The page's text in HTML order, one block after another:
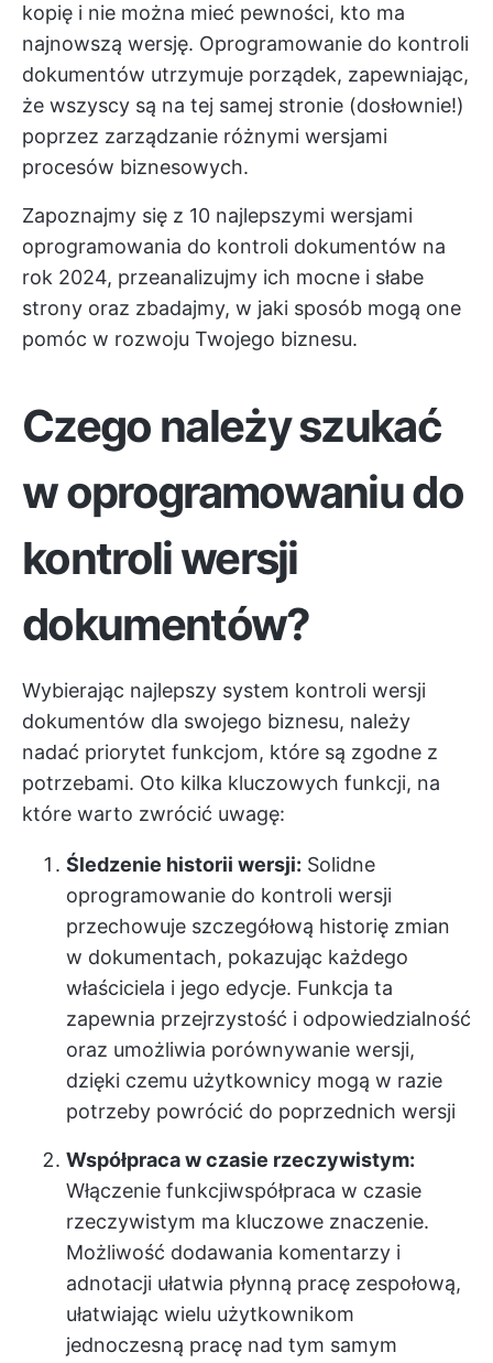
kopię i nie można mieć pewności, kto ma
najnowszą wersję. Oprogramowanie do kontroli
dokumentów utrzymuje porządek, zapewniając,
że wszyscy są na tej samej stronie (dosłownie!)
poprzez zarządzanie różnymi wersjami
procesów biznesowych.
Zapoznajmy się z 10 najlepszymi wersjami
oprogramowania do kontroli dokumentów na
rok 2024, przeanalizujmy ich mocne i słabe
strony oraz zbadajmy, w jaki sposób mogą one
pomóc w rozwoju Twojego biznesu.
Czego należy szukać
w oprogramowaniu do
kontroli wersji
dokumentów?
Wybierając najlepszy system kontroli wersji
dokumentów dla swojego biznesu, należy
nadać priorytet funkcjom, które są zgodne z
potrzebami. Oto kilka kluczowych funkcji, na
które warto zwrócić uwagę:
Śledzenie historii wersji: Solidne
oprogramowanie do kontroli wersji
przechowuje szczegółową historię zmian
w dokumentach, pokazując każdego
właściciela i jego edycje. Funkcja ta
zapewnia przejrzystość i odpowiedzialność
oraz umożliwia porównywanie wersji,
dzięki czemu użytkownicy mogą w razie
potrzeby powrócić do poprzednich wersji
Współpraca w czasie rzeczywistym:
Włączenie funkcjiwspółpraca w czasie
rzeczywistym ma kluczowe znaczenie.
Możliwość dodawania komentarzy i
adnotacji ułatwia płynną pracę zespołową,
ułatwiając wielu użytkownikom
jednoczesną pracę nad tym samym